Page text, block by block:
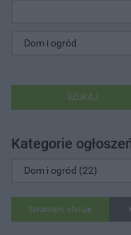
SZUKAJ
Kategorie
Sprzedam, oferuję